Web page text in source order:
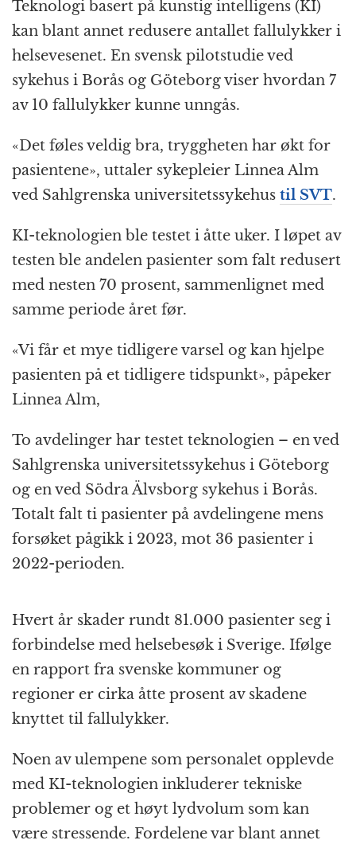
c
e
b
o
o
k
ss
e
n
g
e
r
at
s
A
p
p
a
p
c
h
at
e
g
r
a
m
n
t
ai
l
Teknologi basert på kunstig intelligens (KI)
kan blant annet redusere antallet fallulykker i
helsevesenet. En svensk pilotstudie ved
sykehus i Borås og Göteborg viser hvordan 7
av 10 fallulykker kunne unngås.
«Det føles veldig bra, tryggheten har økt for
pasientene», uttaler sykepleier Linnea Alm
ved Sahlgrenska universitetssykehus til SVT.
KI-teknologien ble testet i åtte uker. I løpet av
testen ble andelen pasienter som falt redusert
med nesten 70 prosent, sammenlignet med
samme periode året før.
«Vi får et mye tidligere varsel og kan hjelpe
pasienten på et tidligere tidspunkt», påpeker
Linnea Alm,
To avdelinger har testet teknologien – en ved
Sahlgrenska universitetssykehus i Göteborg
og en ved Södra Älvsborg sykehus i Borås.
Totalt falt ti pasienter på avdelingene mens
forsøket pågikk i 2023, mot 36 pasienter i
2022-perioden.
Hvert år skader rundt 81.000 pasienter seg i
forbindelse med helsebesøk i Sverige. Ifølge
en rapport fra svenske kommuner og
regioner er cirka åtte prosent av skadene
knyttet til fallulykker.
Noen av ulempene som personalet opplevde
med KI-teknologien inkluderer tekniske
problemer og et høyt lydvolum som kan
være stressende. Fordelene var blant annet